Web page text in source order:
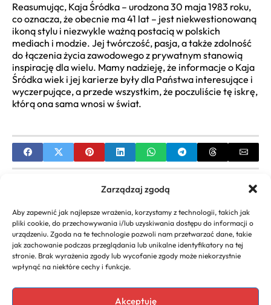
Zarządzaj zgodą
Aby zapewnić jak najlepsze wrażenia, korzystamy z technologii, takich jak
pliki cookie, do przechowywania i/lub uzyskiwania dostępu do informacji o
urządzeniu. Zgoda na te technologie pozwoli nam przetwarzać dane, takie
jak zachowanie podczas przeglądania lub unikalne identyfikatory na tej
stronie. Brak wyrażenia zgody lub wycofanie zgody może niekorzystnie
wpłynąć na niektóre cechy i funkcje.
Akceptuję
Reasumując, Kaja Śródka – urodzona 30 maja 1983 roku,
co oznacza, że obecnie ma 41 lat – jest niekwestionowaną
ikoną stylu i niezwykle ważną postacią w polskich
mediach i modzie. Jej twórczość, pasja, a także zdolność
do łączenia życia zawodowego z prywatnym stanowią
inspirację dla wielu. Mamy nadzieję, że informacje o Kaja
Śródka wiek i jej karierze były dla Państwa interesujące i
wyczerpujące, a przede wszystkim, że poczuliście tę iskrę,
którą ona sama wnosi w świat.
Miłka Skalska Wiek i Biografia – Kompletny
Przewodnik po Karierze Artystki
NEXT
Piotr Rogucki wiek: Ile Lat Ma i Kiedy Się Urodził?